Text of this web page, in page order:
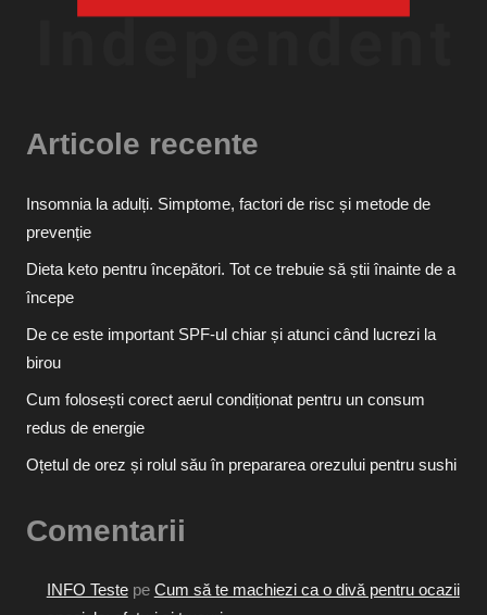
Articole recente
Insomnia la adulți. Simptome, factori de risc și metode de
prevenție
Dieta keto pentru începători. Tot ce trebuie să știi înainte de a
începe
De ce este important SPF-ul chiar și atunci când lucrezi la
birou
Cum folosești corect aerul condiționat pentru un consum
redus de energie
Oțetul de orez și rolul său în prepararea orezului pentru sushi
Comentarii
INFO Testepe Cum să te machiezi ca o divă pentru ocazii